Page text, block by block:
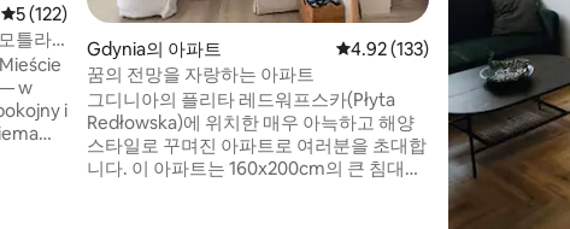
평점 5점(5점 만점), 후기 122개
5 (122)
틀라
w
i
Gdynia의 아파트 평점 4.92점(5점 만점), 후기
4.92 (133)
꿈의 전망을 자랑하는 아파트
그디니아의 플리타 레드워프스카(Płyta
Redłowska)에 위치한 매우 아늑하고 해양
스타일로 꾸며진 아파트로 여러분을 초대합
니다. 이 아파트는 160x200cm의 큰 침대가